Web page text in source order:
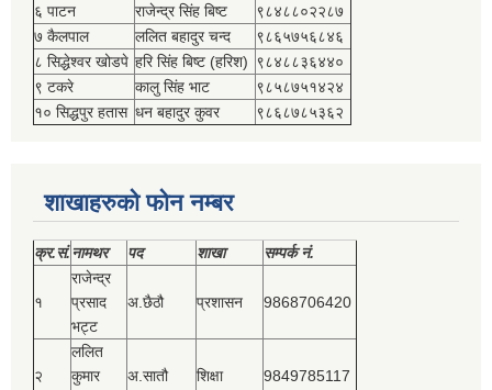
६ पाटन
राजेन्द्र सिंह बिष्‍ट
९८४८८०२२८७
७ कैलपाल
ललित बहादुर चन्द
९८६५७५६८४६
८ सिद्धेश्‍वर खोडपे हरि सिंह बिष्‍ट (हरिश) ९८४८८३६४४०
९ टकरे
कालु सिंह भाट
९८५८७५१४२४
१० सिद्धपुर हतास धन बहादुर कुवर ९८६८७८५३६२
शाखाहरुको फोन नम्बर
क्र.सं.नामथर पद शाखा सम्‍पर्क नं.
१
राजेन्द्र
प्रसाद
भट्ट
अ.छैठौ प्रशासन 9868706420
२
ललित
कुमार
अ.सातौ शिक्षा 9849785117